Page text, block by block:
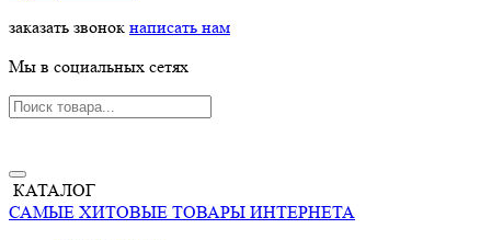
заказать звонок написать нам
Мы в социальных сетях
КАТАЛОГ
САМЫЕ ХИТОВЫЕ ТОВАРЫ ИНТЕРНЕТА